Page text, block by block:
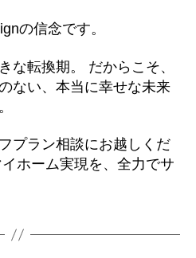
の信念です。
な転換期。 だからこそ、
ない、本当に幸せな未来
プラン相談にお越しくだ
ホーム実現を、全力でサ